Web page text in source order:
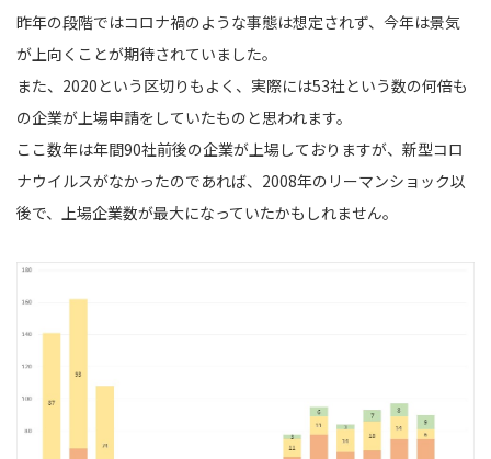
昨年の段階ではコロナ禍のような事態は想定されず、今年は景気
が上向くことが期待されていました。
また、2020という区切りもよく、実際には53社という数の何倍も
の企業が上場申請をしていたものと思われます。
ここ数年は年間90社前後の企業が上場しておりますが、新型コロ
ナウイルスがなかったのであれば、2008年のリーマンショック以
後で、上場企業数が最大になっていたかもしれません。